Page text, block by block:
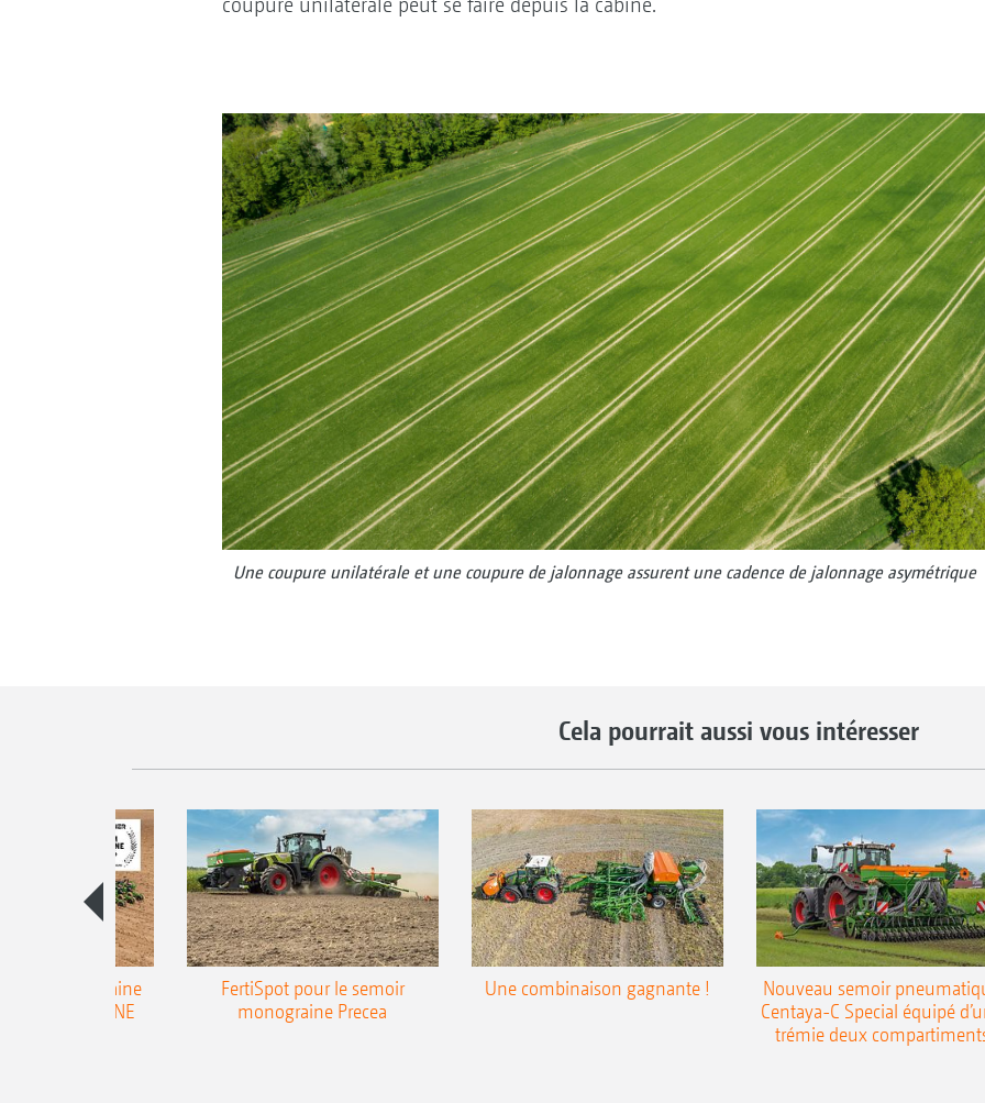
coupure unilatérale peut se faire depuis la cabine.
Une coupure unilatérale et une coupure de jalonnage assurent une cadence de jalonnage asymétrique
Cela pourrait aussi vous intéresser
monograine
TCC AMAZONE
FertiSpot pour le semoir
monograine Precea
Une combinaison gagnante !
Nouveau semoir
Centaya-C Special équipé
trémie deux